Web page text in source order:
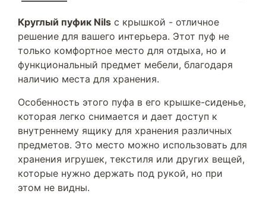
Круглый пуфик Nils с крышкой - отличное
решение для вашего интерьера. Этот пуф не
только комфортное место для отдыха, но и
функциональный предмет мебели, благодаря
наличию места для хранения.
Особенность этого пуфа в его крышке-сиденье,
которая легко снимается и дает доступ к
внутреннему ящику для хранения различных
предметов. Это место можно использовать для
хранения игрушек, текстиля или других вещей,
которые нужно держать под рукой, но при
этом не видны.